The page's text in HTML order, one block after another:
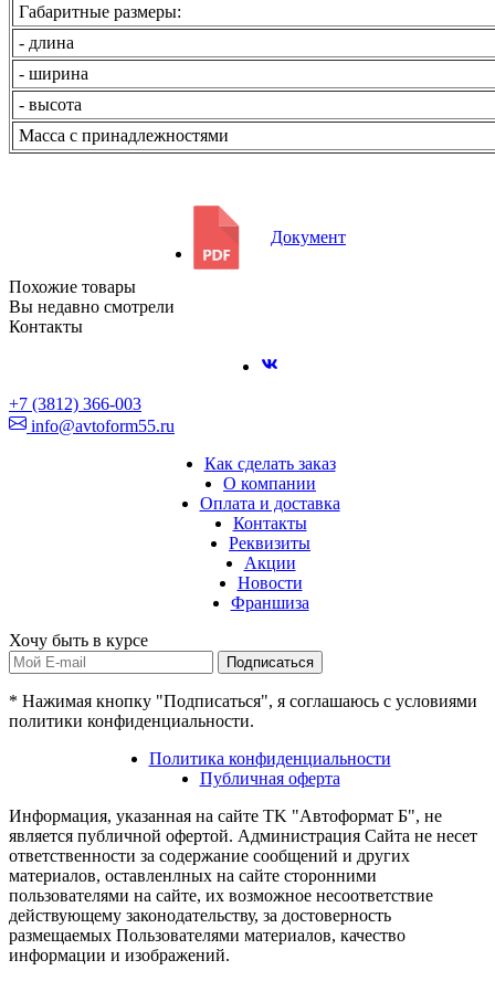
Габаритные размеры:
- длина
- ширина
- высота
Масса с принадлежностями
Документ
Похожие товары
Вы недавно смотрели
Контакты
+7 (3812) 366-003
info@avtoform55.ru
Как сделать заказ
О компании
Оплата и доставка
Контакты
Реквизиты
Акции
Новости
Франшиза
Хочу быть в курсе
Подписаться
* Нажимая кнопку "Подписаться", я соглашаюсь с условиями
политики конфиденциальности.
Политика конфиденциальности
Публичная оферта
Информация, указанная на сайте TK "Автоформат Б", не
является публичной офертой. Администрация Сайта не несет
ответственности за содержание сообщений и других
материалов, оставленлных на сайте сторонними
пользователями на сайте, их возможное несоответствие
действующему законодательству, за достоверность
размещаемых Пользователями материалов, качество
информации и изображений.